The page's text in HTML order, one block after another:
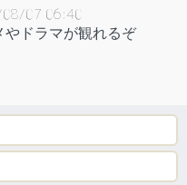
07 06:40
やドラマが観れるぞ